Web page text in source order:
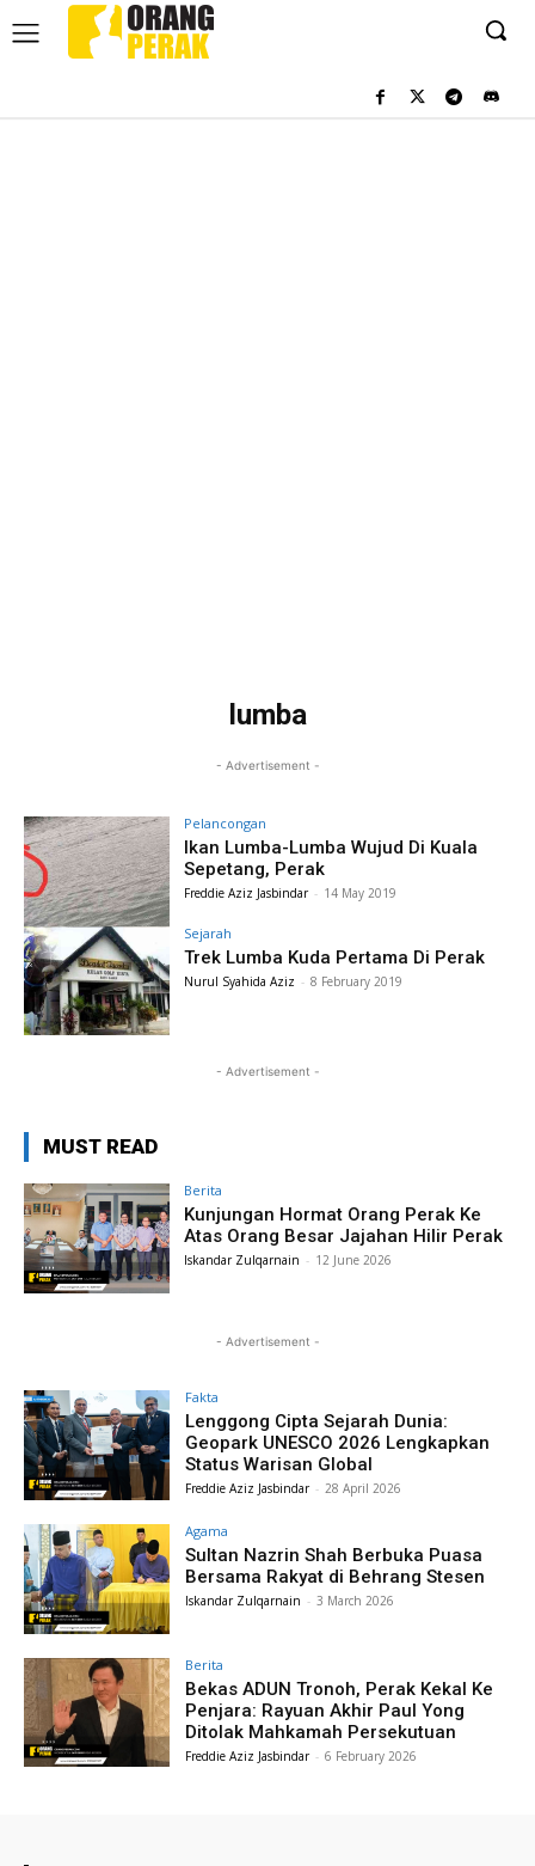
lumba
- Advertisement -
Pelancongan
Ikan Lumba-Lumba Wujud Di Kuala
Sepetang, Perak
Freddie Aziz Jasbindar - 14 May 2019
Sejarah
Trek Lumba Kuda Pertama Di Perak
Nurul Syahida Aziz - 8 February 2019
- Advertisement -
MUST READ
Berita
Kunjungan Hormat Orang Perak Ke
Atas Orang Besar Jajahan Hilir Perak
Iskandar Zulqarnain - 12 June 2026
- Advertisement -
Fakta
Lenggong Cipta Sejarah Dunia:
Geopark UNESCO 2026 Lengkapkan
Status Warisan Global
Freddie Aziz Jasbindar - 28 April 2026
Agama
Sultan Nazrin Shah Berbuka Puasa
Bersama Rakyat di Behrang Stesen
Iskandar Zulqarnain - 3 March 2026
Berita
Bekas ADUN Tronoh, Perak Kekal Ke
Penjara: Rayuan Akhir Paul Yong
Ditolak Mahkamah Persekutuan
Freddie Aziz Jasbindar - 6 February 2026